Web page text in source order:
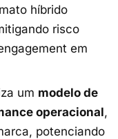
híbrido
risco
em
um modelo de
operacional,
potenciando